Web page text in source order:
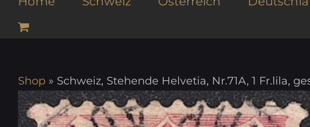
Shop » Schweiz, Stehende Helvetia, Nr.71A, 1 Fr.lila,